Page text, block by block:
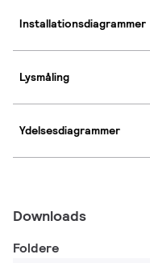
Installationsdiagrammer
Lysmåling
Ydelsesdiagrammer
Downloads
Foldere